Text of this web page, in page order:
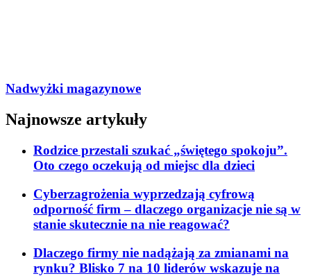
Nadwyżki magazynowe
Najnowsze artykuły
Rodzice przestali szukać „świętego spokoju”.
Oto czego oczekują od miejsc dla dzieci
Cyberzagrożenia wyprzedzają cyfrową
odporność firm – dlaczego organizacje nie są w
stanie skutecznie na nie reagować?
Dlaczego firmy nie nadążają za zmianami na
rynku? Blisko 7 na 10 liderów wskazuje na